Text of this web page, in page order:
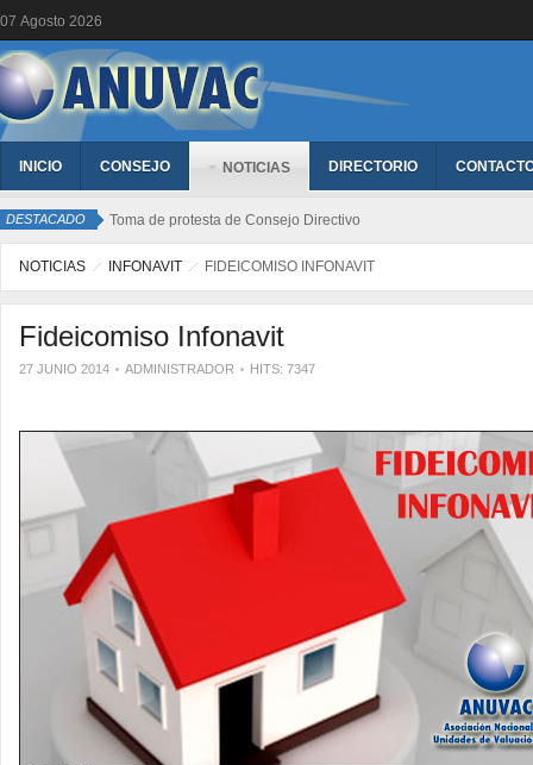
07 Agosto 2026
INICIO CONSEJO NOTICIAS DIRECTORIO
DESTACADO Toma de protesta de Consejo Directivo
NOTICIAS INFONAVIT FIDEICOMISO INFONAVIT
Fideicomiso Infonavit
27 JUNIO 2014 ADMINISTRADOR HITS: 7347